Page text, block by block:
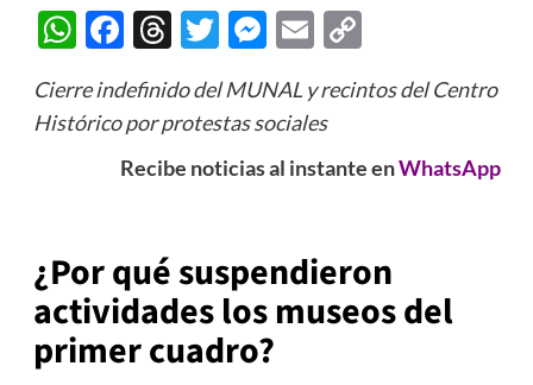
WhatsApp
Facebook
Threads
Twitter
Messenger
EmailCopy
Cierre indefinido del MUNAL y recintos del Centro
Histórico por protestas sociales
Recibe noticias al instante enWhatsApp
¿Por qué suspendieron
actividades los museos del
primer cuadro?